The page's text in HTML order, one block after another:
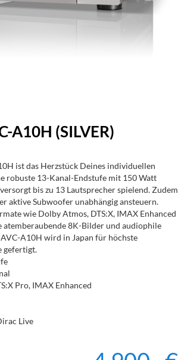
A10H (SILVER)
ist das Herzstück Deines individuellen
robuste 13-Kanal-Endstufe mit 150 Watt
bis zu 13 Lautsprecher spielend. Zudem
aktive Subwoofer unabhängig ansteuern.
wie Dolby Atmos, DTS:X, IMAX Enhanced
8K-Bilder und audiophile
A10H wird in Japan für höchste
gefertigt.
Pro, IMAX Enhanced
Live